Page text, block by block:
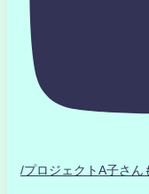
/プロジェクトA子さ